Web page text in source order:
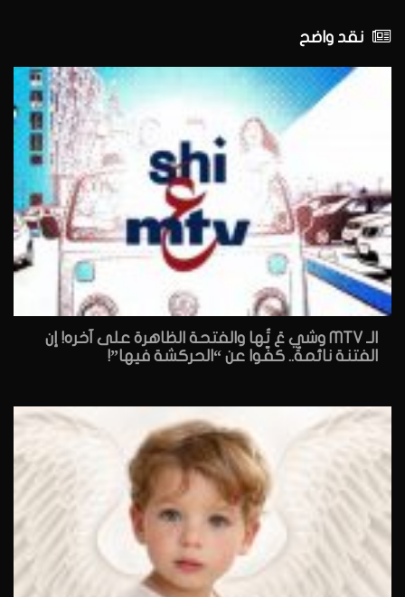
نقد واضح
الـ MTV وشي عَ تُها والفتحة الظاهرة على آخره! إن
الفتنة نائمةٌ.. كفّوا عن “الحركشة فيها”!